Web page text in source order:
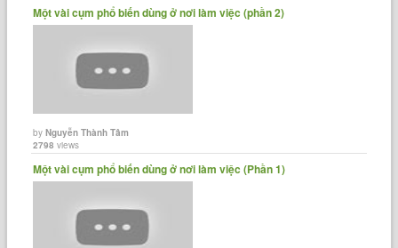
Một vài cụm phổ biến dùng ở nơi làm việc (phần 2)
byNguyễn Thành Tâm
2798 views
Một vài cụm phổ biến dùng ở nơi làm việc (Phần 1)